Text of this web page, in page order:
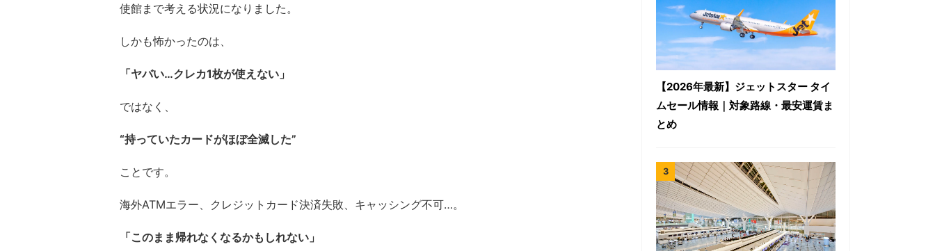
使館まで考える状況になりました。
しかも怖かったのは、
「ヤバい…クレカ1枚が使えない」
ではなく、
“持っていたカードがほぼ全滅した”
ことです。
海外ATMエラー、クレジットカード決済失敗、キャッシング不可…。
「このまま帰れなくなるかもしれない」
【2026年最新】ジェットスター タイ
ムセール情報｜対象路線・最安運賃ま
とめ